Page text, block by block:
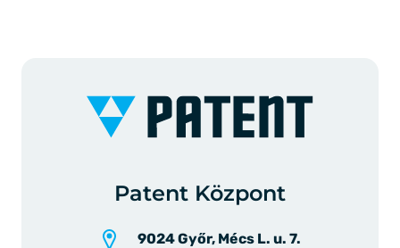
Patent Központ
9024 Győr, Mécs L. u. 7.